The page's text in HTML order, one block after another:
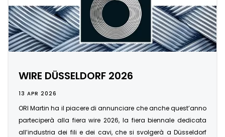
WIRE DÜSSELDORF 2026
13 APR 2026
ORI Martin ha il piacere di annunciare che anche quest’anno
parteciperà alla fiera wire 2026, la fiera biennale dedicata
all’industria dei fili e dei cavi, che si svolgerà a Düsseldorf